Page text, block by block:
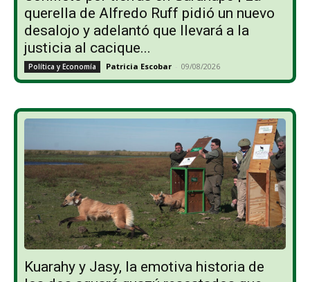
querella de Alfredo Ruff pidió un nuevo
desalojo y adelantó que llevará a la
justicia al cacique...
Política y Economía Patricia Escobar - 09/08/2026
Kuarahy y Jasy, la emotiva historia de